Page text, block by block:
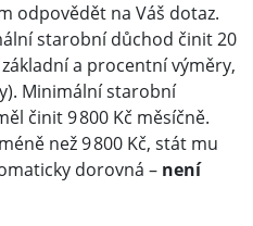
odpovědět na Váš dotaz.
starobní důchod činit 20
a procentní výměry,
Minimální starobní
činit 9 800 Kč měsíčně.
než 9 800 Kč, stát mu
dorovná – není